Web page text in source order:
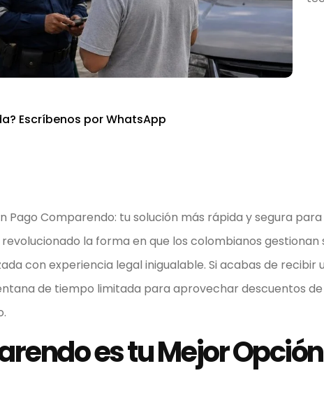
Escríbenos por WhatsApp
Pago Comparendo: tu solución más rápida y segura para
la forma en que los colombianos gestionan
con experiencia legal inigualable. Si acabas de recibir
de tiempo limitada para aprovechar descuentos de
es tu Mejor Opción